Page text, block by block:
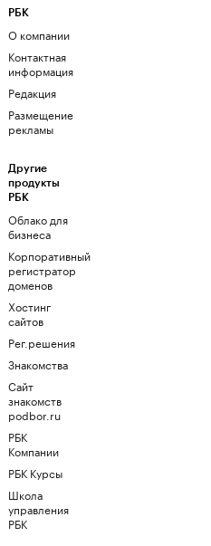
РБК
О компании
Контактная
информация
Редакция
Размещение
рекламы
Другие
продукты
РБК
Облако для
бизнеса
Корпоративный
регистратор
доменов
Хостинг
сайтов
Рег.решения
Знакомства
Сайт
знакомств
podbor.ru
РБК
Компании
РБК Курсы
Школа
управления
РБК